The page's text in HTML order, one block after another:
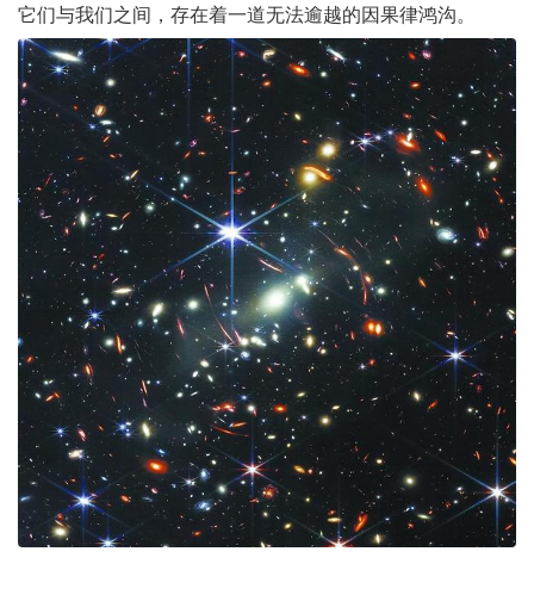
它们与我们之间，存在着一道无法逾越的因果律鸿沟。